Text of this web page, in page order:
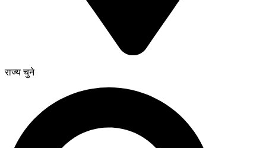
राज्य चुने